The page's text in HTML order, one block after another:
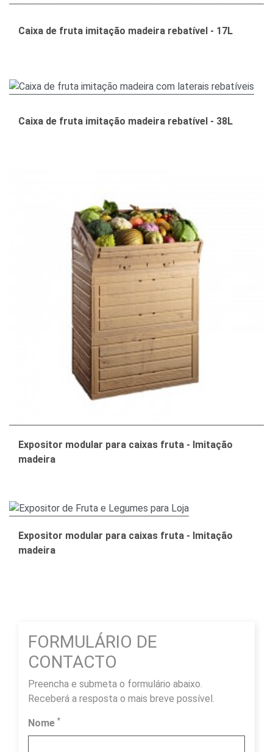
Caixa de fruta imitação madeira rebatível - 17L
Caixa de fruta imitação madeira rebatível - 38L
Expositor modular para caixas fruta - Imitação
madeira
Expositor modular para caixas fruta - Imitação
madeira
FORMULÁRIO DE
CONTACTO
Preencha e submeta o formulário abaixo.
Receberá a resposta o mais breve possível.
Nome *